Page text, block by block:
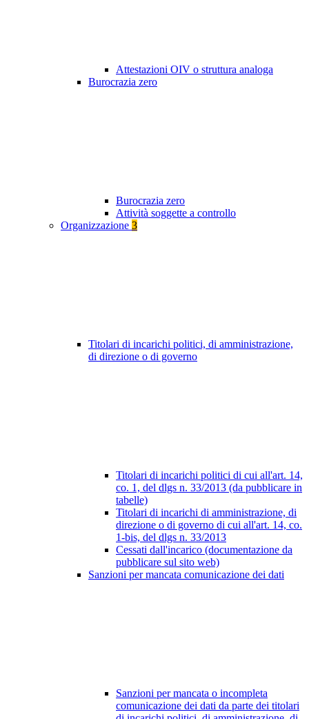
Attestazioni OIV o struttura analoga
Burocrazia zero
Burocrazia zero
Attività soggette a controllo
Organizzazione 3
Titolari di incarichi politici, di amministrazione,
di direzione o di governo
Titolari di incarichi politici di cui all'art. 14,
co. 1, del dlgs n. 33/2013 (da pubblicare in
tabelle)
Titolari di incarichi di amministrazione, di
direzione o di governo di cui all'art. 14, co.
1-bis, del dlgs n. 33/2013
Cessati dall'incarico (documentazione da
pubblicare sul sito web)
Sanzioni per mancata comunicazione dei dati
Sanzioni per mancata o incompleta
comunicazione dei dati da parte dei titolari